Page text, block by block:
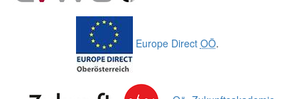
Europe Direct OÖ.